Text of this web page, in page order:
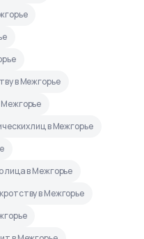
в Межгорье
лиц в Межгорье
лица в Межгорье
в Межгорье